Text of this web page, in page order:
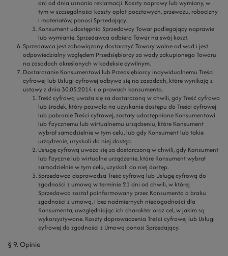
dni od dnia uznania reklamacji. Koszty naprawy lub wymiany, w
tym w szczególności koszty opłat pocztowych, przewozu, robocizny
i materiałów, ponosi Sprzedający.
Konsument udostępnia Sprzedawcy Towar podlegający naprawie
lub wymianie. Sprzedawca odbiera Towar na swój koszt.
Sprzedawca jest zobowiązany dostarczyć Towary wolne od wad i jest
odpowiedzialny względem Przedsiębiorcy za wady zakupionego Towaru
na zasadach określonych w kodeksie cywilnym.
Dostarczanie Konsumentowi lub Przedsiębiorcy indywidualnemu Treści
cyfrowej lub Usługi cyfrowej odbywa się na zasadach, które wynikają z
ustawy z dnia 30.05.2014 r. o prawach konsumenta.
Treść cyfrową uważa się za dostarczoną w chwili, gdy Treść cyfrowa
lub środek, który pozwala na uzyskanie dostępu do Treści cyfrowej
lub pobranie Treści cyfrowej, zostały udostępnione Konsumentowi
lub fizycznemu lub wirtualnemu urządzeniu, które Konsument
wybrał samodzielnie w tym celu, lub gdy Konsument lub takie
urządzenie, uzyskali do niej dostęp.
Usługę cyfrową uważa się za dostarczoną w chwili, gdy Konsument
lub fizyczne lub wirtualne urządzenie, które Konsument wybrał
samodzielnie w tym celu, uzyskali do niej dostęp.
Sprzedawca doprowadza Treść cyfrową lub Usługę cyfrową do
zgodności z umową w terminie 21 dni od chwili, w której
Sprzedawca został poinformowany przez Konsumenta o braku
zgodności z umową, i bez nadmiernych niedogodności dla
Konsumenta, uwzględniając ich charakter oraz cel, w jakim są
wykorzystywane. Koszty doprowadzenia Treści cyfrowej lub Usługi
cyfrowej do zgodności z Umową ponosi Sprzedający.
§ 9. Opinie